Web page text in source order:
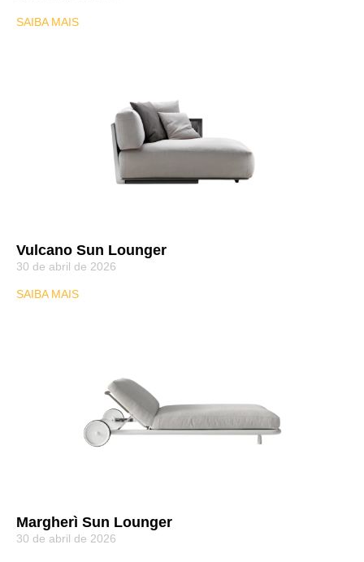
SAIBA MAIS
Vulcano Sun Lounger
30 de abril de 2026
SAIBA MAIS
Margherì Sun Lounger
30 de abril de 2026